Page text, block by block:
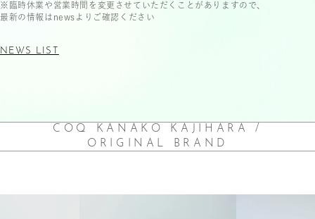
※臨時休業や営業時間を変更させていただくことがありますので、
最新の情報はnewsよりご確認ください
NEWS LIST
COQ KANAKO KAJIHARA /
ORIGINAL BRAND